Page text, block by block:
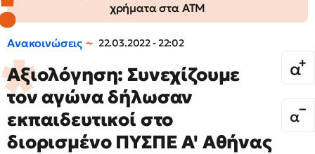
χρήματα στα ΑΤΜ
Ανακοινώσεις 22.03.2022 - 22:02
Αξιολόγηση: Συνεχίζουμε
τον αγώνα δήλωσαν
εκπαιδευτικοί στο
διορισμένο ΠΥΣΠΕ Α' Αθήνας